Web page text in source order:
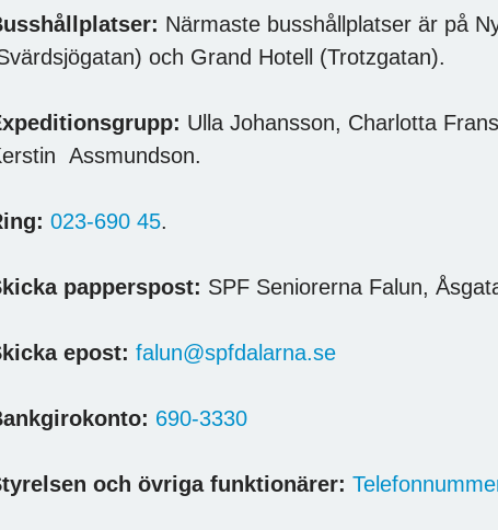
Närmaste busshållplatser är på
och Grand Hotell (Trotzgatan).
Ulla Johansson, Charlotta
Assmundson.
023-690 45.
papperspost: SPF Seniorerna Falun,
epost: falun@spfdalarna.se
690-3330
och övriga funktionärer: